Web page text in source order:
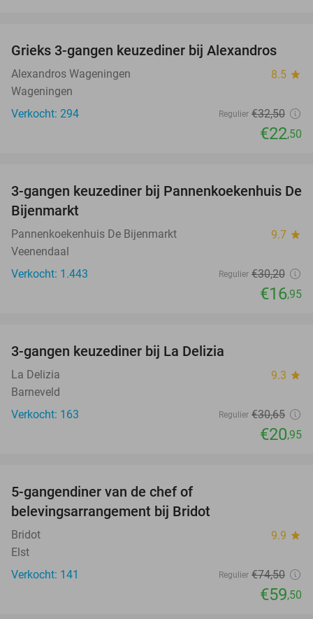
31%
Grieks 3-gangen keuzediner bij Alexandros
Alexandros Wageningen 8.5 star
Wageningen
Verkocht: 294
Regulier €32,50
€22,50
44%
3-gangen keuzediner bij Pannenkoekenhuis De
Bijenmarkt
Pannenkoekenhuis De Bijenmarkt 9.7 star
Veenendaal
Verkocht: 1.443
Regulier €30,20
€16,95
3-gangen keuzediner bij La Delizia
La Delizia 9.3 star
Barneveld
Verkocht: 163
Regulier €30,65
€20,95
5-gangendiner van de chef of
belevingsarrangement bij Bridot
Bridot 9.9 star
Elst
Verkocht: 141
Regulier €74,50
€59,50